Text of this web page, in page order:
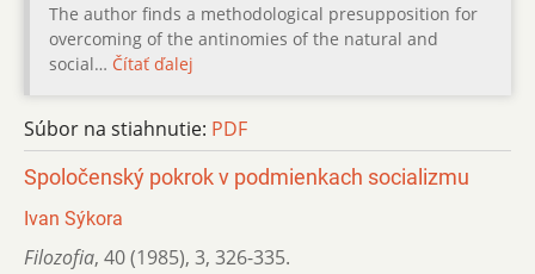
The author finds a methodological presupposition for
overcoming of the antinomies of the natural and
social… Čítať ďalej
Súbor na stiahnutie: PDF
Spoločenský pokrok v podmienkach socializmu
Ivan Sýkora
Filozofia, 40 (1985), 3, 326-335.